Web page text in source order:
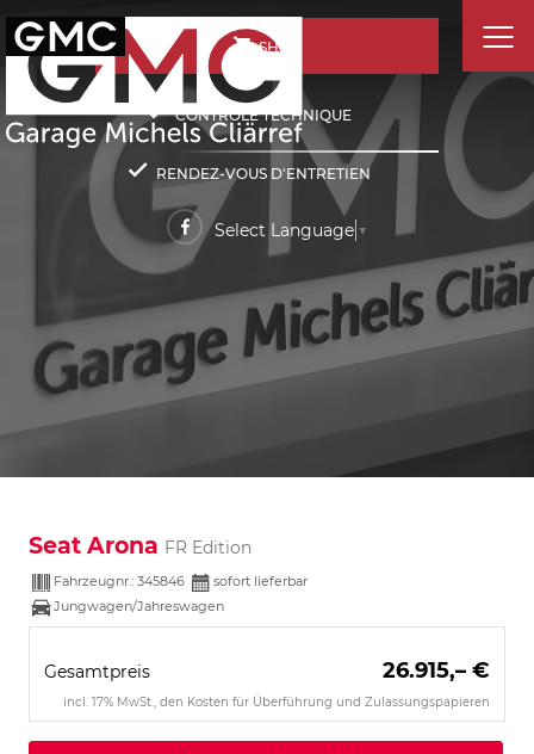
SHOP
CONTRÔLE TECHNIQUE
RENDEZ-VOUS D'ENTRETIEN
Select Language ▼
Seat Arona FR Edition
Fahrzeugnr.: 345846
sofort lieferbar
Jungwagen/Jahreswagen
Gesamtpreis 26.915,– €
incl. 17% MwSt., den Kosten für Überführung und Zulassungspapieren